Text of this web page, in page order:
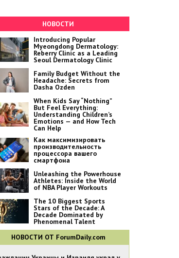
НОВОСТИ
Introducing Popular
Myeongdong Dermatology:
Reberry Clinic as a Leading
Seoul Dermatology Clinic
Family Budget Without the
Headache: Secrets from
Dasha Ozden
When Kids Say “Nothing”
But Feel Everything:
Understanding Children’s
Emotions — and How Tech
Can Help
Как максимизировать
производительность
процессора вашего
смартфона
Unleashing the Powerhouse
Athletes: Inside the World
of NBA Player Workouts
The 10 Biggest Sports
Stars of the Decade: A
Decade Dominated by
Phenomenal Talent
НОВОСТИ ОТ ForumDaily.com